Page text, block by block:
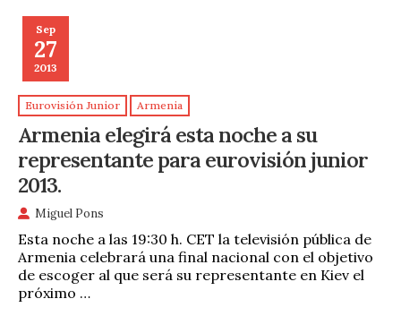
Sep
27
2013
Eurovisión Junior Armenia
Armenia elegirá esta noche a su
representante para eurovisión junior
2013.
Miguel Pons
Esta noche a las 19:30 h. CET la televisión pública de
Armenia celebrará una final nacional con el objetivo
de escoger al que será su representante en Kiev el
próximo …